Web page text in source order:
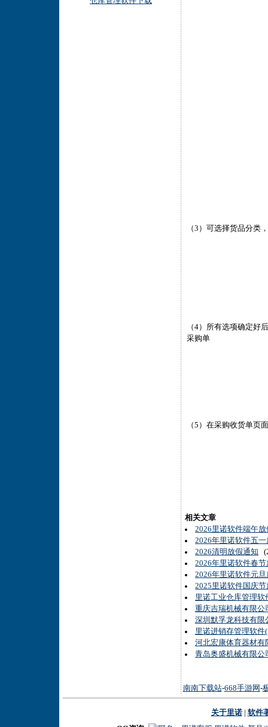
（3）可选择货品分类
（4）所有选项确定好
采购单
（5）在采购收货单页
相关文章
2026里诺软件端午
2026年里诺软件五
2026清明放假通知
2026年里诺软件春
2026年里诺软件元
2025里诺软件国庆
里诺工业仓库管理软
重庆吉瑞机械有限公
深圳默孚龙科技有限
里诺进销存管理软件
河北宏康体育器材有
青岛奥盛机械有限公
南南下载站-668手游网 -
关于里诺| 软件